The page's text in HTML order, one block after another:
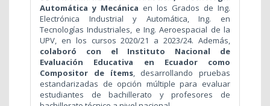
Automática y Mecánica en los Grados de Ing.
Electrónica Industrial y Automática, Ing. en
Tecnologías Industriales, e Ing. Aeroespacial de la
UPV, en los cursos 2020/21 a 2023/24. Además,
colaboró
con el Instituto Nacional de
Evaluación Educativa en Ecuador como
Compositor de ítems, desarrollando pruebas
estandarizadas de opción múltiple para evaluar
estudiantes de bachillerato y profesores de